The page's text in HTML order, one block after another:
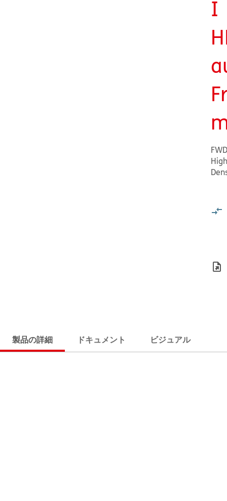
I
High
製品の詳細 ドキュメント ビジュアル